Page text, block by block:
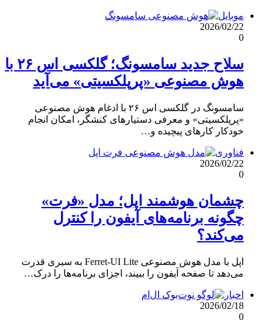
موبایل
2026/02/22
0
سلاح جدید سامسونگ؛ گلکسی اس ۲۶ با
هوش مصنوعی «پرپلکسیتی» می‌آید
سامسونگ در گلکسی اس ۲۶ با ادغام هوش مصنوعی
«پرپلکسیتی» و معرفی دستیارهای کنشگر، امکان انجام
خودکار کارهای پیچیده و…
فناوری
2026/02/22
0
چشمان هوشمند اپل؛ مدل «فرت»
چگونه برنامه‌های آیفون را کنترل
می‌کند؟
اپل با مدل هوش مصنوعی Ferret-UI Lite به سیری قدرت
می‌دهد تا صفحه آیفون را ببیند، اجزای برنامه‌ها را درک…
اخبار
2026/02/18
0